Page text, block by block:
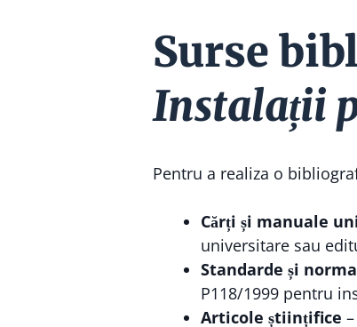
Surse
Instalații
Pentru a realiza o
Cărți și manuale
universitare sau
Standarde și
P118/1999 pentru
Articole științifice